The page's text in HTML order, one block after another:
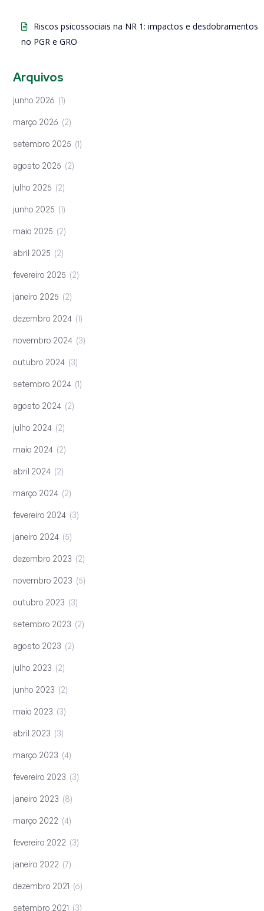
Riscos psicossociais na NR 1: impactos e desdobramentos
no PGR e GRO
Arquivos
junho 2026 1
março 2026 2
setembro 2025 1
agosto 2025 2
julho 2025 2
junho 2025 1
maio 2025 2
abril 2025 2
fevereiro 2025 2
janeiro 2025 2
dezembro 2024 1
novembro 2024 3
outubro 2024 3
setembro 2024 1
agosto 2024 2
julho 2024 2
maio 2024 2
abril 2024 2
março 2024 2
fevereiro 2024 3
janeiro 2024 5
dezembro 2023 2
novembro 2023 5
outubro 2023 3
setembro 2023 2
agosto 2023 2
julho 2023 2
junho 2023 2
maio 2023 3
abril 2023 3
março 2023 4
fevereiro 2023 3
janeiro 2023 8
março 2022 4
fevereiro 2022 3
janeiro 2022 7
dezembro 2021 6
setembro 2021 3